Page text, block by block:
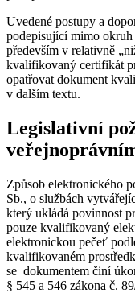
Uvedené postupy a
podepisující mimo
především v relativně
kvalifikovaný certifikát
opatřovat dokument
v dalším textu.
Legislativní
Způsob elektronického
Sb., o službách
který ukládá povinnost
pouze kvalifikovaný
elektronickou pečeť
kvalifikovaném
se dokumentem činí
§ 545 a 546 zákona č.